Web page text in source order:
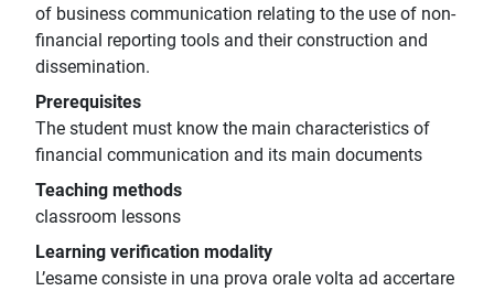
of business communication relating to the use of non-
financial reporting tools and their construction and
dissemination.
Prerequisites
The student must know the main characteristics of
financial communication and its main documents
Teaching methods
classroom lessons
Learning verification modality
L’esame consiste in una prova orale volta ad accertare